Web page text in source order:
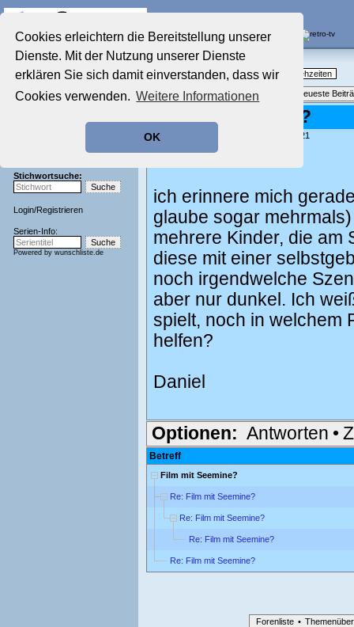
Cookies erleichtern die Bereitstellung unserer
Dienste. Mit der Nutzung unserer Dienste
erklären Sie sich damit einverstanden, dass wir
Cookies verwenden. Weitere Informationen
OK
Startseite
Aktuelles Forum
Film-Forum
Zeichentrick-Forum
Stichwortsuche:
Login/Registrieren
Serien-Info:
Powered by wunschliste.de
Nostalgieecke
TV-Erinnerungen an gute, alte Fernsehzeiten
Themenübersicht • Neues Thema Neueste
Film mit Seemine?
geschrieben von: , 25.04.03 13:21
Hi,
ich erinnere mich
glaube sogar
mehrere Kinder, die am
diese mit einer
noch irgendwelche
aber nur dunkel. Ich
spielt, noch in welchem
helfen?
Daniel
Optionen: Antworten •
Betreff
Film mit Seemine?
Re: Film mit Seemine?
Re: Film mit Seemine?
Re: Film mit Seemine?
Re: Film mit Seemine?
Forenliste •